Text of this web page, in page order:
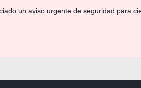
un aviso urgente de seguridad para